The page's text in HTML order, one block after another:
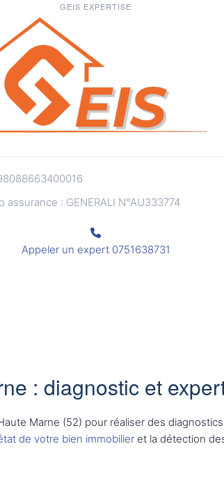
GEIS EXPERTISE
assurance : GENERALI N°AU333774
Appeler un expert 0751638731
: diagnostic et
Marne (52) pour réaliser des
de votre bien immobilier et la détection